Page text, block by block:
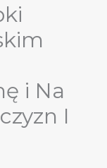
i Na
I